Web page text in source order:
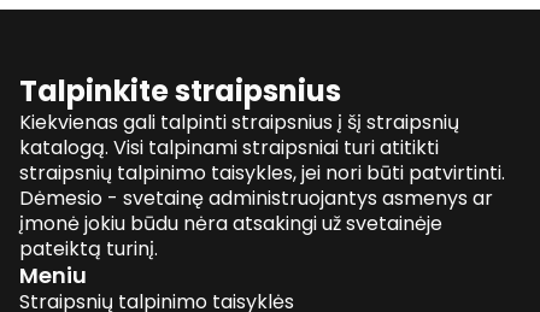
Talpinkite straipsnius
Kiekvienas gali talpinti straipsnius į šį straipsnių
katalogą. Visi talpinami straipsniai turi atitikti
straipsnių talpinimo taisykles, jei nori būti patvirtinti.
Dėmesio - svetainę administruojantys asmenys ar
įmonė jokiu būdu nėra atsakingi už svetainėje
pateiktą turinį.
Meniu
Straipsnių talpinimo taisyklės